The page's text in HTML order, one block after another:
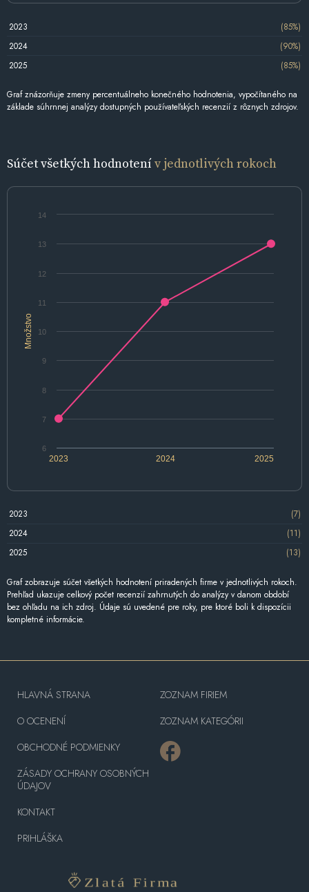
2023
(85%)
2024
(90%)
2025
(85%)
Graf znázorňuje zmeny percentuálneho konečného hodnotenia, vypočítaného na
základe súhrnnej analýzy dostupných používateľských recenzií z rôznych zdrojov.
Súčet všetkých hodnotenív jednotlivých rokoch
Množstvo
2024
2023 2025
6
7
8
9
10
11
12
13
14
2023
(7)
2024
(11)
2025
(13)
Graf zobrazuje súčet všetkých hodnotení priradených firme v jednotlivých rokoch.
Prehľad ukazuje celkový počet recenzií zahrnutých do analýzy v danom období
bez ohľadu na ich zdroj. Údaje sú uvedené pre roky, pre ktoré boli k dispozícii
kompletné informácie.
HLAVNÁ STRANA
O OCENENÍ
OBCHODNÉ PODMIENKY
ZÁSADY OCHRANY OSOBNÝCH
ÚDAJOV
KONTAKT
PRIHLÁŠKA
ZOZNAM FIRIEM
ZOZNAM KATEGÓRII